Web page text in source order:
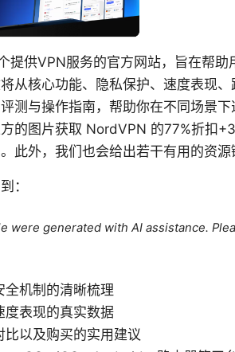
提供VPN服务的官方网站，旨在帮
从核心功能、隐私保护、速度表现
测与操作指南，帮助你在不同场景
的图片获取 NordVPN 的77%折扣
此外，我们也会给出若干有用的资源
：
were generated with AI assistance.
全机制的清晰梳理
度表现的真实数据
比以及购买的实用建议